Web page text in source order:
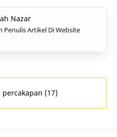
Penulis Artikel Di Website
(17)